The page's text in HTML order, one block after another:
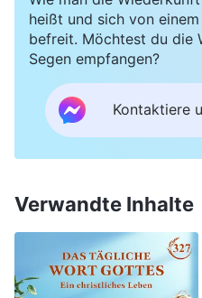
heißt und sich von
befreit. Möchtest du die
Segen empfangen?
Kontaktiere
Verwandte Inhalte